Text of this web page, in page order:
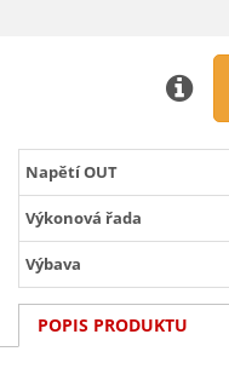
Napětí OUT
Výkonová řada
Výbava
POPIS PRODUKTU